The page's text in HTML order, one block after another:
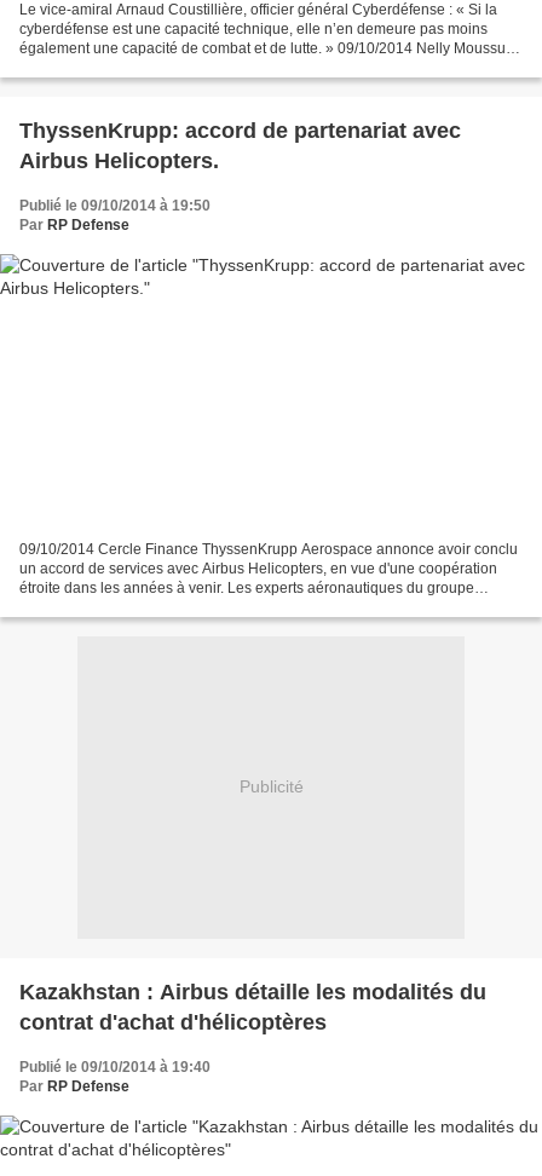
Le vice-amiral Arnaud Coustillière, officier général Cyberdéfense : « Si la
cyberdéfense est une capacité technique, elle n’en demeure pas moins
également une capacité de combat et de lutte. » 09/10/2014 Nelly Moussu
ThyssenKrupp: accord de partenariat avec
Airbus Helicopters.
Publié le 09/10/2014 à 19:50
Par RP Defense
09/10/2014 Cercle Finance ThyssenKrupp Aerospace annonce avoir conclu
un accord de services avec Airbus Helicopters, en vue d'une coopération
étroite dans les années à venir. Les experts aéronautiques du groupe
Publicité
Kazakhstan : Airbus détaille les modalités du
contrat d'achat d'hélicoptères
Publié le 09/10/2014 à 19:40
Par RP Defense